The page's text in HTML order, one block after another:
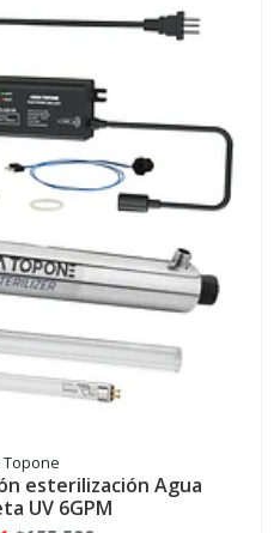
Topone
esterilización Agua
UV 6GPM